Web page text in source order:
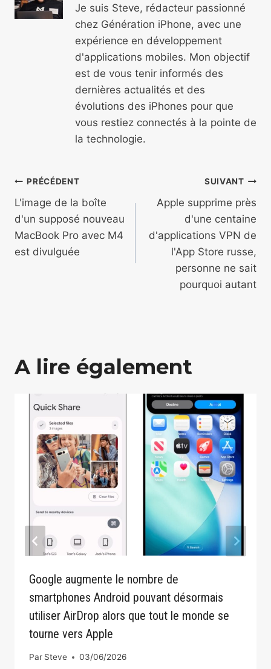
Je suis Steve, rédacteur passionné
chez Génération iPhone, avec une
expérience en développement
d'applications mobiles. Mon objectif
est de vous tenir informés des
dernières actualités et des
évolutions des iPhones pour que
vous restiez connectés à la pointe de
la technologie.
Navigation
de
l’article
PRÉCÉDENT
L'image de la boîte
d'un supposé nouveau
MacBook Pro avec M4
est divulguée
SUIVANT
Apple supprime près
d'une centaine
d'applications VPN de
l'App Store russe,
personne ne sait
pourquoi autant
A lire également
Google augmente le nombre de
smartphones Android pouvant désormais
utiliser AirDrop alors que tout le monde se
tourne vers Apple
Par Steve 03/06/2026